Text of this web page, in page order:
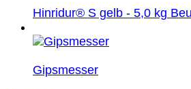
Hinridur® S gelb - 5,0 kg
Gipsmesser